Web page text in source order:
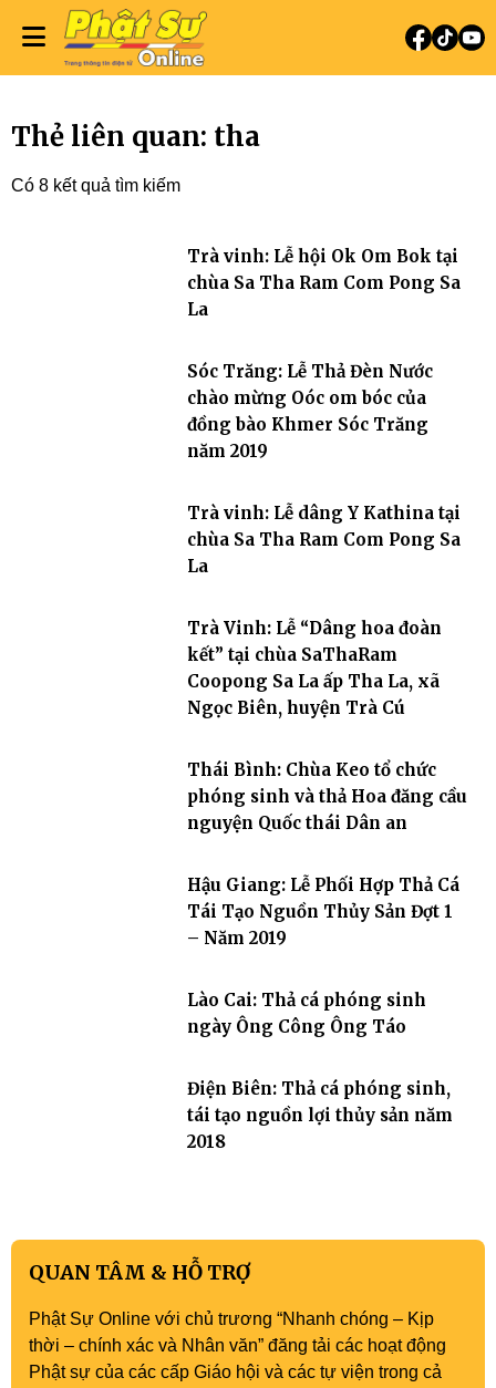
Thẻ liên quan: tha
Có 8 kết quả tìm kiếm
Trà vinh: Lễ hội Ok Om Bok tại
chùa Sa Tha Ram Com Pong Sa
La
Sóc Trăng: Lễ Thả Đèn Nước
chào mừng Oóc om bóc của
đồng bào Khmer Sóc Trăng
năm 2019
Trà vinh: Lễ dâng Y Kathina tại
chùa Sa Tha Ram Com Pong Sa
La
Trà Vinh: Lễ “Dâng hoa đoàn
kết” tại chùa SaThaRam
Coopong Sa La ấp Tha La, xã
Ngọc Biên, huyện Trà Cú
Thái Bình: Chùa Keo tổ chức
phóng sinh và thả Hoa đăng cầu
nguyện Quốc thái Dân an
Hậu Giang: Lễ Phối Hợp Thả Cá
Tái Tạo Nguồn Thủy Sản Đợt 1
– Năm 2019
Lào Cai: Thả cá phóng sinh
ngày Ông Công Ông Táo
Điện Biên: Thả cá phóng sinh,
tái tạo nguồn lợi thủy sản năm
2018
QUAN TÂM & HỖ TRỢ
Phật Sự Online với chủ trương “Nhanh chóng – Kịp
thời – chính xác và Nhân văn” đăng tải các hoạt động
Phật sự của các cấp Giáo hội và các tự viện trong cả